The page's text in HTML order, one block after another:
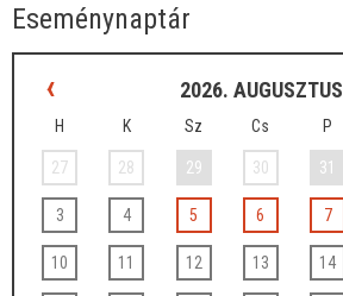
Eseménynaptár
‹ 2026. AUGUSZTUS
H K Sz Cs P
27 28 29 30 31
3 4 5 6 7
10 11 12 13 14